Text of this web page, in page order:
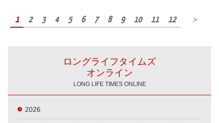
1 2 3 4 5 6 7 8 9 10 11 12 ＞
ロングライフタイムズ
オンライン
LONG LIFE TIMES ONLINE
2026